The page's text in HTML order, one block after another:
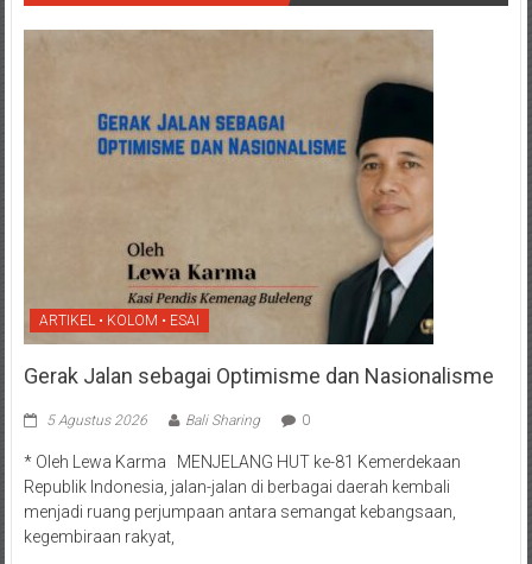
ARTIKEL • KOLOM • ESAI
Gerak Jalan sebagai Optimisme dan Nasionalisme
5 Agustus 2026 Bali Sharing 0
* Oleh Lewa Karma MENJELANG HUT ke-81 Kemerdekaan
Republik Indonesia, jalan-jalan di berbagai daerah kembali
menjadi ruang perjumpaan antara semangat kebangsaan,
kegembiraan rakyat,